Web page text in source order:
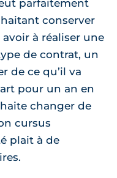
parfaitement
conserver
à réaliser une
de contrat, un
de ce qu’il va
pour un an en
changer de
cursus
plait à de